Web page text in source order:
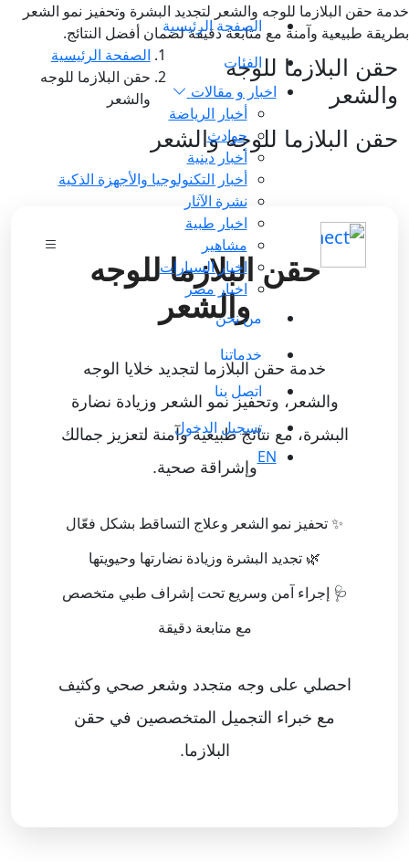
خدمة حقن البلازما للوجه والشعر لتجديد البشرة وتحفيز نمو الشعر
بطريقة طبيعية وآمنة مع متابعة دقيقة لضمان أفضل النتائج.
الصفحة الرئيسية
الفئات
اخبار و مقالات
أخبار الرياضة
حوادث
أخبار دينية
أخبار التكنولوجيا والأجهزة الذكية
نشرة الآثار
اخبار طبية
مشاهير
اخبار السيارات
اخبار مصر
من نحن
خدماتنا
اتصل بنا
تسجيل الدخول
EN
حقن البلازما للوجه
والشعر
الصفحة الرئيسية
حقن البلازما للوجه
والشعر
حقن البلازما للوجه والشعر
حقن البلازما للوجه
والشعر
خدمة حقن البلازما لتجديد خلايا الوجه
والشعر، وتحفيز نمو الشعر وزيادة نضارة
البشرة، مع نتائج طبيعية وآمنة لتعزيز جمالك
وإشراقة صحية.
✨ تحفيز نمو الشعر وعلاج التساقط بشكل فعّال
🌿 تجديد البشرة وزيادة نضارتها وحيويتها
🩺 إجراء آمن وسريع تحت إشراف طبي متخصص
مع متابعة دقيقة
احصلي على وجه متجدد وشعر صحي وكثيف
مع خبراء التجميل المتخصصين في حقن
البلازما.